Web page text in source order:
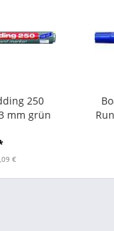
250
mm grün
€